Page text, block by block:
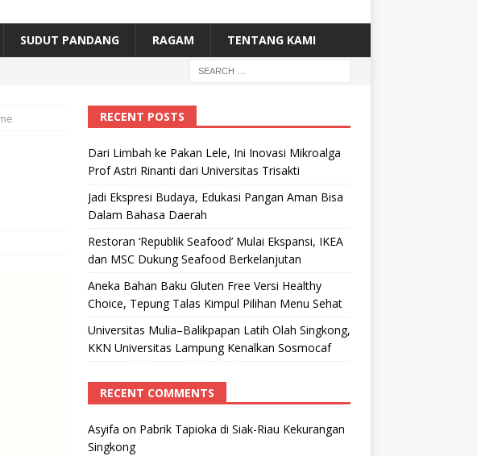
Trisakti
SUDUT PANDANG RAGAM TENTANG KAMI
RECENT POSTS
Dari Limbah ke Pakan Lele, Ini Inovasi Mikroalga
Prof Astri Rinanti dari Universitas Trisakti
Jadi Ekspresi Budaya, Edukasi Pangan Aman Bisa
Dalam Bahasa Daerah
Restoran ‘Republik Seafood’ Mulai Ekspansi, IKEA
dan MSC Dukung Seafood Berkelanjutan
Aneka Bahan Baku Gluten Free Versi Healthy
Choice, Tepung Talas Kimpul Pilihan Menu Sehat
Universitas Mulia–Balikpapan Latih Olah Singkong,
KKN Universitas Lampung Kenalkan Sosmocaf
RECENT COMMENTS
Asyifa on Pabrik Tapioka di Siak-Riau Kekurangan
Singkong